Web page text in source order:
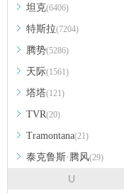
坦克(6406)
特斯拉(7204)
腾势(5286)
天际(1561)
塔塔(121)
TVR(20)
Tramontana(21)
泰克鲁斯·腾风(29)
U